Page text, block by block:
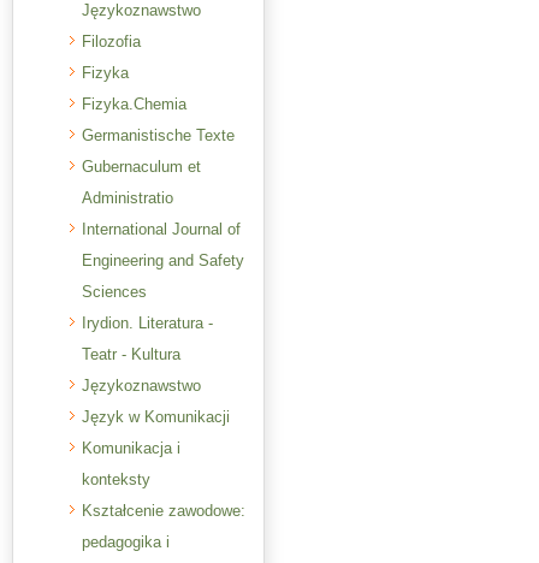
Językoznawstwo
Filozofia
Fizyka
Fizyka.Chemia
Germanistische Texte
Gubernaculum et
Administratio
International Journal of
Engineering and Safety
Sciences
Irydion. Literatura -
Teatr - Kultura
Językoznawstwo
Język w Komunikacji
Komunikacja i
konteksty
Kształcenie zawodowe:
pedagogika i